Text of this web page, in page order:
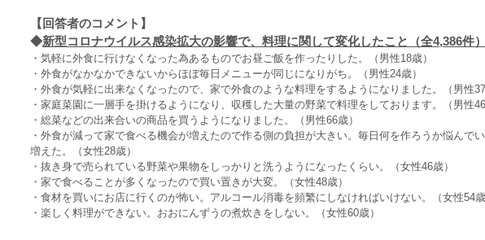
【回答者のコメント】
◆新型コロナウイルス感染拡大の影響で、料理に関して変化したこと（全4,386件）
・気軽に外食に行けなくなった為あるものでお昼ご飯を作ったりした。（男性18歳）
・外食がなかなかできないからほぼ毎日メニューが同じになりがち。（男性24歳）
・外食が気軽に出来なくなったので、家で外食のような料理をするようになりました。（男性37
・家庭菜園に一層手を掛けるようになり、収穫した大量の野菜で料理をしております。（男性46
・総菜などの出来合いの商品を買うようになりました。（男性66歳）
・外食が減って家で食べる機会が増えたので作る側の負担が大きい。毎日何を作ろうか悩んで
増えた。（女性28歳）
・抜き身で売られている野菜や果物をしっかりと洗うようになったくらい。（女性46歳）
・家で食べることが多くなったので買い置きが大変。（女性48歳）
・食材を買いにお店に行くのが怖い。アルコール消毒を頻繁にしなければいけない。（女性54歳
・楽しく料理ができない。おおにんずうの煮炊きをしない。（女性60歳）